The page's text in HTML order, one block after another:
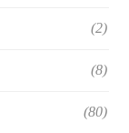
(2)
(8)
(80)